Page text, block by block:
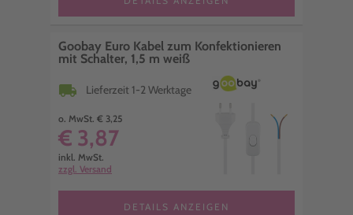
Goobay Euro Kabel zum Konfektionieren
mit Schalter, 1,5 m weiß
local_shipping Lieferzeit 1-2 Werktage
o. MwSt. € 3,25
€ 3,87
inkl. MwSt.
zzgl. Versand
DETAILS ANZEIGEN